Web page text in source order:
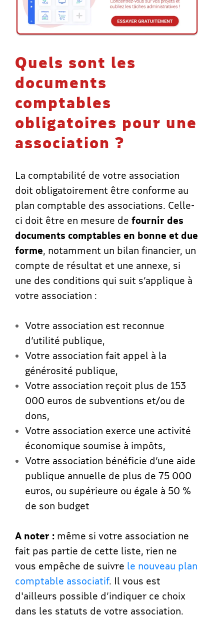
Quels sont les
documents
comptables
obligatoires pour une
association ?
La comptabilité de votre association
doit obligatoirement être conforme au
plan comptable des associations. Celle-
ci doit être en mesure de fournir des
documents comptables en bonne et due
forme, notamment un bilan financier, un
compte de résultat et une annexe, si
une des conditions qui suit s’applique à
votre association :
Votre association est reconnue
d’utilité publique,
Votre association fait appel à la
générosité publique,
Votre association reçoit plus de 153
000 euros de subventions et/ou de
dons,
Votre association exerce une activité
économique soumise à impôts,
Votre association bénéficie d’une aide
publique annuelle de plus de 75 000
euros, ou supérieure ou égale à 50 %
de son budget
A noter : même si votre association ne
fait pas partie de cette liste, rien ne
vous empêche de suivre le nouveau plan
comptable associatif. Il vous est
d'ailleurs possible d’indiquer ce choix
dans les statuts de votre association.